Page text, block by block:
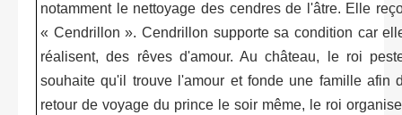
notamment le nettoyage des cendres de l'âtre. Elle
« Cendrillon ». Cendrillon supporte sa condition car
réalisent, des rêves d'amour. Au château, le roi
souhaite qu'il trouve l'amour et fonde une famille afin
retour de voyage du prince le soir même, le roi